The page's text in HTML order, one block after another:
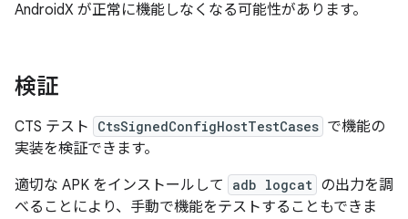
AndroidX が正常に機能しなくなる可能性があります。
検証
CTS テスト CtsSignedConfigHostTestCases で機能の
実装を検証できます。
適切な APK をインストールして
adb logcat の出力を調
べることにより、手動で機能をテストすることもできま